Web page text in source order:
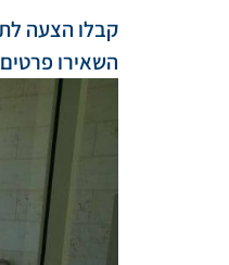
קבלו הצעה
השאירו